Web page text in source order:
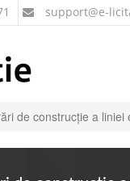
support@e-
de construcție a